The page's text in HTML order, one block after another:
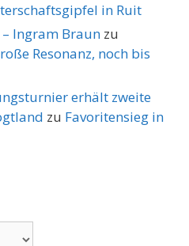
in Ruit
Ingram Braun zu
Resonanz, noch bis
erhält zweite
zu Favoritensieg in